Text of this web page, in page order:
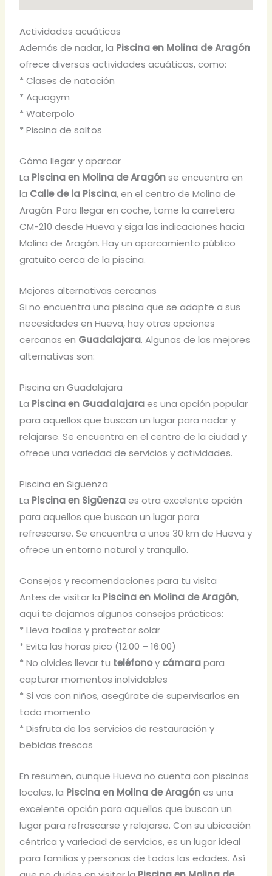
Actividades acuáticas
Además de nadar, la Piscina en Molina de Aragón
ofrece diversas actividades acuáticas, como:
* Clases de natación
* Aquagym
* Waterpolo
* Piscina de saltos
Cómo llegar y aparcar
La Piscina en Molina de Aragónse encuentra en
la Calle de la Piscina, en el centro de Molina de
Aragón. Para llegar en coche, tome la carretera
CM-210 desde Hueva y siga las indicaciones hacia
Molina de Aragón. Hay un aparcamiento público
gratuito cerca de la piscina.
Mejores alternativas cercanas
Si no encuentra una piscina que se adapte a sus
necesidades en Hueva, hay otras opciones
cercanas en Guadalajara. Algunas de las mejores
alternativas son:
Piscina en Guadalajara
La Piscina en Guadalajaraes una opción popular
para aquellos que buscan un lugar para nadar y
relajarse. Se encuentra en el centro de la ciudad y
ofrece una variedad de servicios y actividades.
Piscina en Sigüenza
La Piscina en Sigüenzaes otra excelente opción
para aquellos que buscan un lugar para
refrescarse. Se encuentra a unos 30 km de Hueva y
ofrece un entorno natural y tranquilo.
Consejos y recomendaciones para tu visita
Antes de visitar la Piscina en Molina de Aragón,
aquí te dejamos algunos consejos prácticos:
* Lleva toallas y protector solar
* Evita las horas pico (12:00 – 16:00)
* No olvides llevar tu teléfonoy cámarapara
capturar momentos inolvidables
* Si vas con niños, asegúrate de supervisarlos en
todo momento
* Disfruta de los servicios de restauración y
bebidas frescas
En resumen, aunque Hueva no cuenta con piscinas
locales, la Piscina en Molina de Aragónes una
excelente opción para aquellos que buscan un
lugar para refrescarse y relajarse. Con su ubicación
céntrica y variedad de servicios, es un lugar ideal
para familias y personas de todas las edades. Así